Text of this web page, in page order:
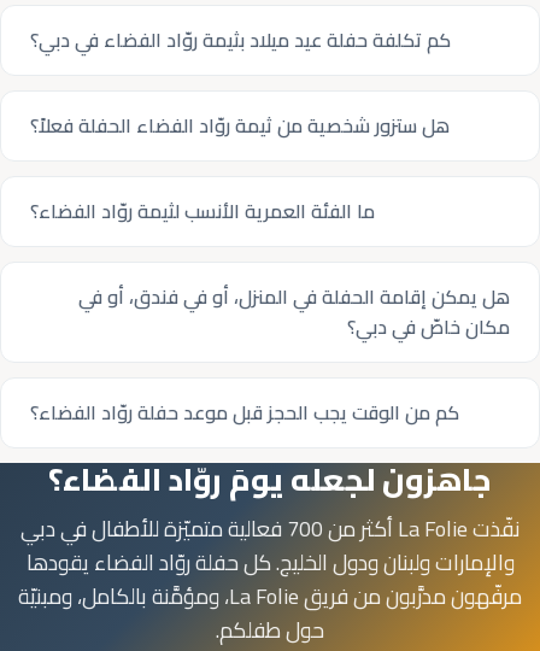
كم تكلفة حفلة عيد ميلاد بثيمة روّاد الفضاء في دبي؟
هل ستزور شخصية من ثيمة روّاد الفضاء الحفلة فعلاً؟
ما الفئة العمرية الأنسب لثيمة روّاد الفضاء؟
هل يمكن إقامة الحفلة في المنزل، أو في فندق، أو في
مكان خاصّ في دبي؟
كم من الوقت يجب الحجز قبل موعد حفلة روّاد الفضاء؟
جاهزون لجعله يومَ روّاد الفضاء؟
نفّذت La Folie أكثر من 700 فعالية متميّزة للأطفال في دبي
والإمارات ولبنان ودول الخليج. كل حفلة روّاد الفضاء يقودها
مرفّهون مدرَّبون من فريق La Folie، ومؤمَّنة بالكامل، ومبنيّة
حول طفلكم.